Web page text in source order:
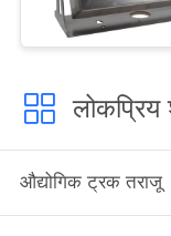
लोकप्रिय
औद्योगिक ट्रक तराजू